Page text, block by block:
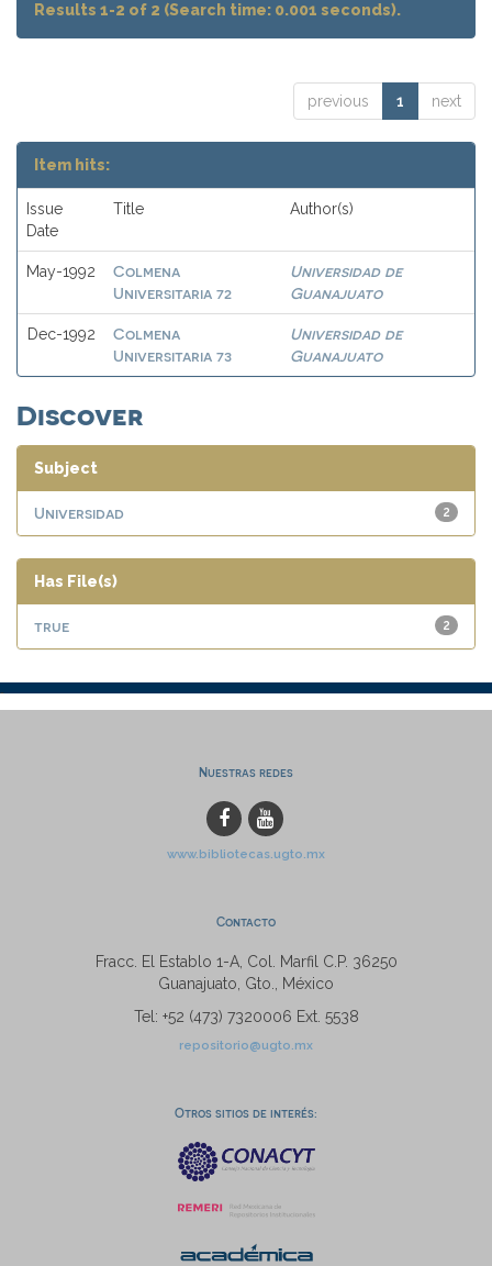
Results 1-2 of 2 (Search time: 0.001 seconds).
previous 1 next
Item hits:
Issue
Date
Title Author(s)
May-1992
Colmena
Universitaria 72
Universidad de
Guanajuato
Dec-1992
Colmena
Universitaria 73
Universidad de
Guanajuato
Discover
Subject
2
Universidad
Has File(s)
2
true
Nuestras redes
www.bibliotecas.ugto.mx
Contacto
Fracc. El Establo 1-A, Col. Marfil C.P. 36250
Guanajuato, Gto., México
Tel: +52 (473) 7320006 Ext. 5538
repositorio@ugto.mx
Otros sitios de interés: